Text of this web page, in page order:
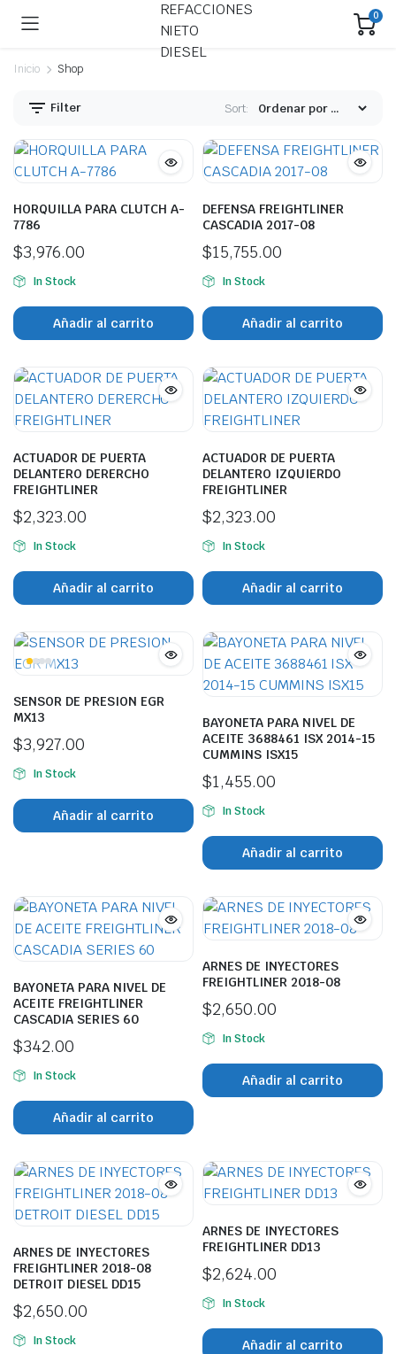
0
Inicio Shop
Filter Sort:
HORQUILLA PARA CLUTCH A-
7786
$3,976.00
In Stock
Añadir al carrito
DEFENSA FREIGHTLINER
CASCADIA 2017-08
$15,755.00
In Stock
Añadir al carrito
ACTUADOR DE PUERTA
DELANTERO DERERCHO
FREIGHTLINER
$2,323.00
In Stock
Añadir al carrito
ACTUADOR DE PUERTA
DELANTERO IZQUIERDO
FREIGHTLINER
$2,323.00
In Stock
Añadir al carrito
SENSOR DE PRESION EGR
MX13
$3,927.00
In Stock
Añadir al carrito
BAYONETA PARA NIVEL DE
ACEITE 3688461 ISX 2014-15
CUMMINS ISX15
$1,455.00
In Stock
Añadir al carrito
BAYONETA PARA NIVEL DE
ACEITE FREIGHTLINER
CASCADIA SERIES 60
$342.00
In Stock
Añadir al carrito
ARNES DE INYECTORES
FREIGHTLINER 2018-08
$2,650.00
In Stock
Añadir al carrito
ARNES DE INYECTORES
FREIGHTLINER 2018-08
DETROIT DIESEL DD15
$2,650.00
In Stock
ARNES DE INYECTORES
FREIGHTLINER DD13
$2,624.00
In Stock
Añadir al carrito